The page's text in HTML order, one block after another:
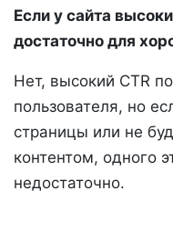
Если у сайта
достаточно для
Нет, высокий CTR
пользователя, но
страницы или не
контентом, одного
недостаточно.